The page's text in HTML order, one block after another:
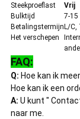
Steekproeflast
Vrij
Bulktijd
7-15
Betalingstermijn L/C,
Het verschepen
FAQ:
Q: Hoe kan ik
Hoe kan ik een
A: U kunt "
naar me.